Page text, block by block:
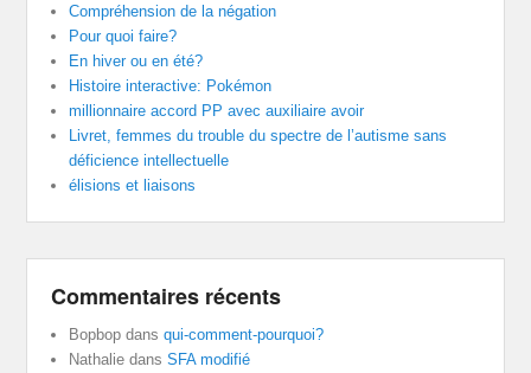
Compréhension de la négation
Pour quoi faire?
En hiver ou en été?
Histoire interactive: Pokémon
millionnaire accord PP avec auxiliaire avoir
Livret, femmes du trouble du spectre de l’autisme sans
déficience intellectuelle
élisions et liaisons
Commentaires récents
Bopbop dansqui-comment-pourquoi?
Nathalie dansSFA modifié